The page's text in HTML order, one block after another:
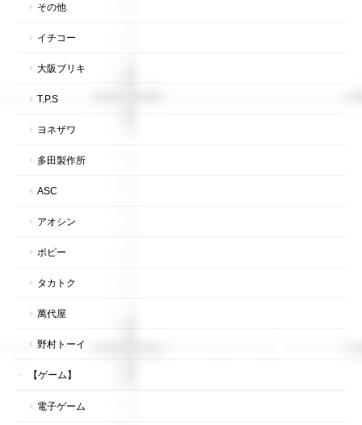
その他
イチコー
大阪ブリキ
T.P.S
ヨネザワ
多田製作所
ASC
アオシン
ポピー
タカトク
萬代屋
野村トーイ
【ゲーム】
電子ゲーム